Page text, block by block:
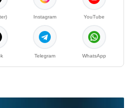
Instagram YouTube
Telegram WhatsApp